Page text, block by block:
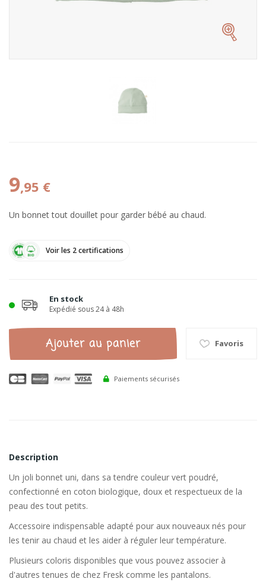
9,95 €
Un bonnet tout douillet pour garder bébé au chaud.
Voir les 2 certifications
En stock
Expédié sous 24 à 48h
Ajouter au panier Favoris
Paiements sécurisés
Description
Un joli bonnet uni, dans sa tendre couleur vert poudré,
confectionné en coton biologique, doux et respectueux de la
peau des tout petits.
Accessoire indispensable adapté pour aux nouveaux nés pour
les tenir au chaud et les aider à réguler leur température.
Plusieurs coloris disponibles que vous pouvez associer à
d'autres tenues de chez Fresk comme les pantalons.